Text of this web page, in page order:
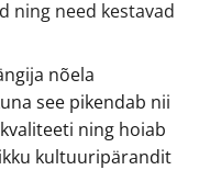
ning need kestavad
nõela
see pikendab nii
ning hoiab
kultuuripärandit